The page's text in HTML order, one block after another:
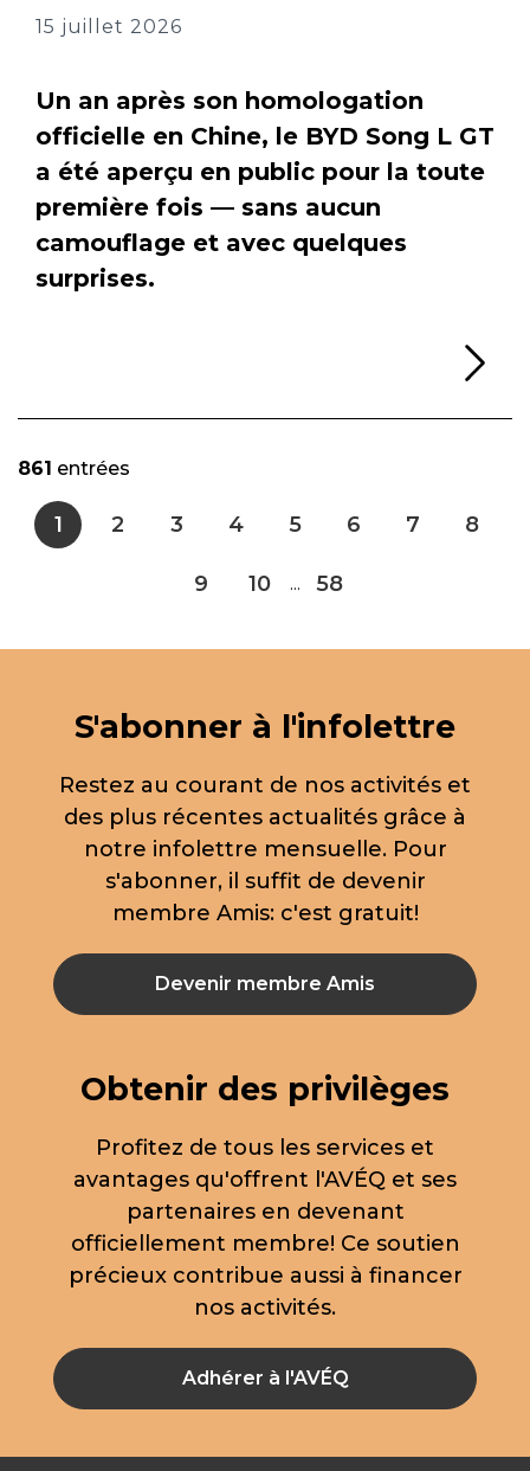
15 juillet 2026
Un an après son homologation
officielle en Chine, le BYD Song L GT
a été aperçu en public pour la toute
première fois — sans aucun
camouflage et avec quelques
surprises.
861 entrées
1 2 3 4 5 6 7 8
9 10 ... 58
S'abonner à l'infolettre
Restez au courant de nos activités et
des plus récentes actualités grâce à
notre infolettre mensuelle. Pour
s'abonner, il suffit de devenir
membre Amis: c'est gratuit!
Devenir membre Amis
Obtenir des privilèges
Profitez de tous les services et
avantages qu'offrent l'AVÉQ et ses
partenaires en devenant
officiellement membre! Ce soutien
précieux contribue aussi à financer
nos activités.
Adhérer à l'AVÉQ